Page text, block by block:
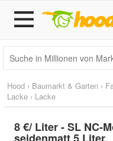
Hood › Baumarkt & Garten ›
Lacke › Lacke
8 €/ Liter - SL NC-